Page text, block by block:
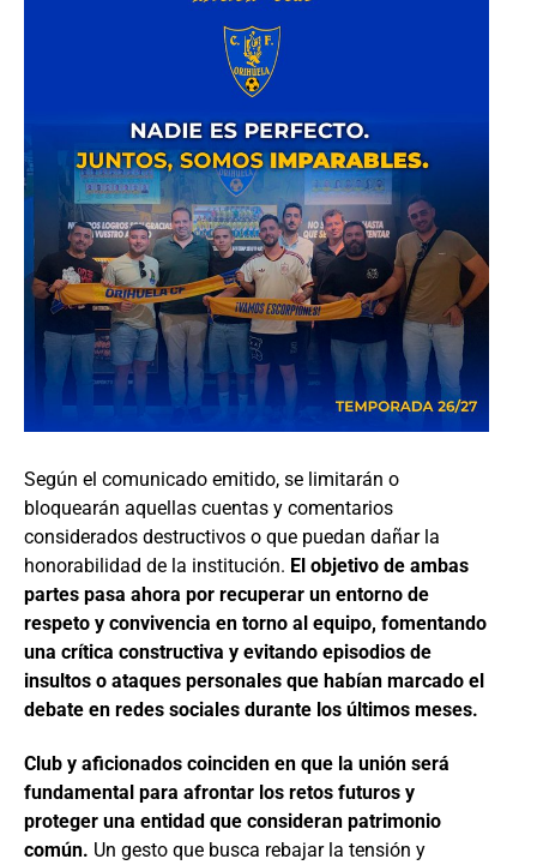
Según el comunicado emitido, se limitarán o
bloquearán aquellas cuentas y comentarios
considerados destructivos o que puedan dañar la
honorabilidad de la institución. El objetivo de ambas
partes pasa ahora por recuperar un entorno de
respeto y convivencia en torno al equipo, fomentando
una crítica constructiva y evitando episodios de
insultos o ataques personales que habían marcado el
debate en redes sociales durante los últimos meses.
Club y aficionados coinciden en que la unión será
fundamental para afrontar los retos futuros y
proteger una entidad que consideran patrimonio
común. Un gesto que busca rebajar la tensión y